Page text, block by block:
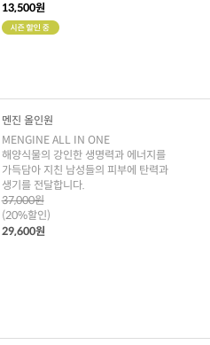
13,500원
멘진 올인원
MENGINE ALL IN ONE
해양식물의 강인한 생명력과 에너지를
가득담아 지친 남성들의 피부에 탄력과
생기를 전달합니다.
37,000원
(20%할인)
29,600원